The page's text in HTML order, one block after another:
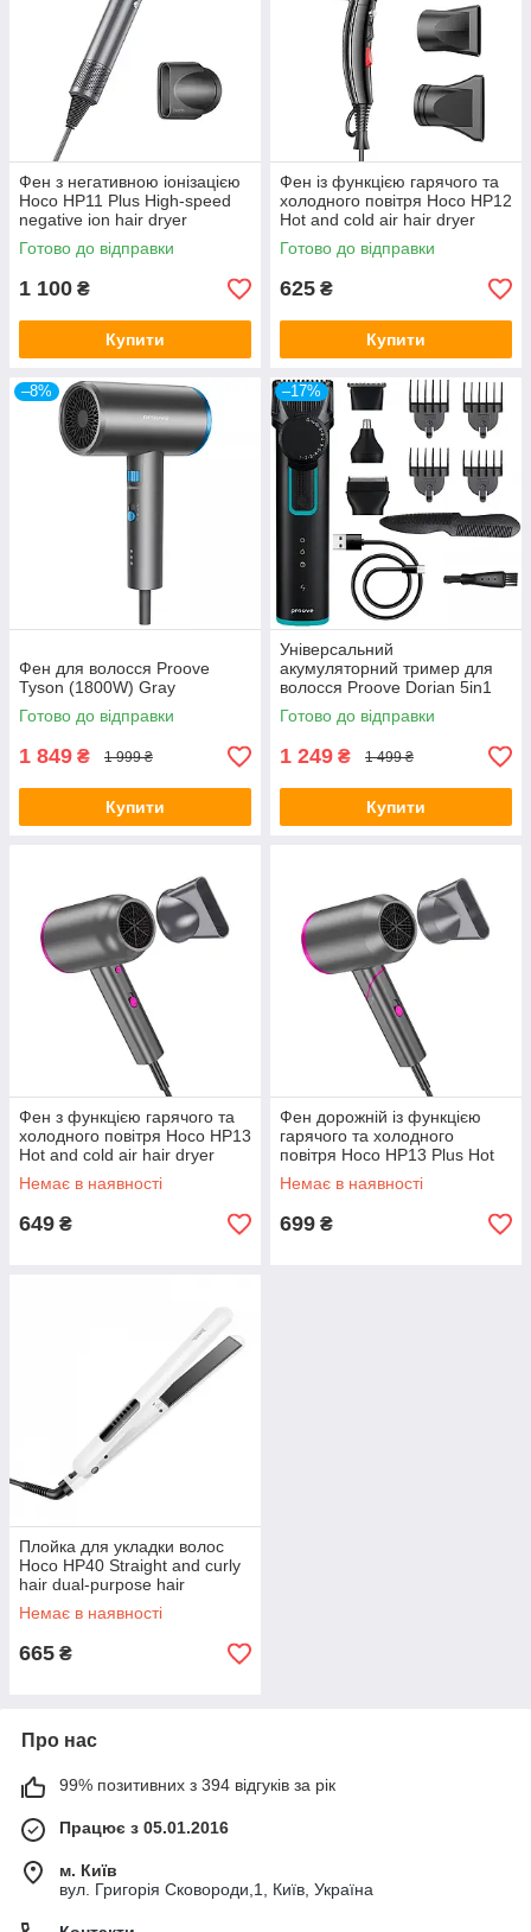
Фен з негативною іонізацією
Hoco HP11 Plus High-speed
negative ion hair dryer
(1600W) Grey-rose
Готово до відправки
1 100 ₴
Купити
Фен із функцією гарячого та
холодного повітря Hoco HP12
Hot and cold air hair dryer
Black
Готово до відправки
625 ₴
Купити
–8%
Фен для волосся Proove
Tyson (1800W) Gray
Готово до відправки
1 849 ₴ 1 999 ₴
Купити
–17%
Універсальний
акумуляторний тример для
волосся Proove Dorian 5in1
(1,5 год, 600 мА·год) Black
Готово до відправки
1 249 ₴ 1 499 ₴
Купити
Фен з функцією гарячого та
холодного повітря Hoco HP13
Hot and cold air hair dryer
(1600W) Gray Rose
Немає в наявності
649 ₴
Фен дорожній із функцією
гарячого та холодного
повітря Hoco HP13 Plus Hot
and cold air hair dryer Gray
Rose
Немає в наявності
699 ₴
Плойка для укладки волос
Hoco HP40 Straight and curly
hair dual-purpose hair
straightener (50W) White
Немає в наявності
665 ₴
Про нас
99% позитивних з 394 відгуків за рік
Працює з 05.01.2016
м. Київ
вул. Григорія Сковороди,1, Київ, Україна